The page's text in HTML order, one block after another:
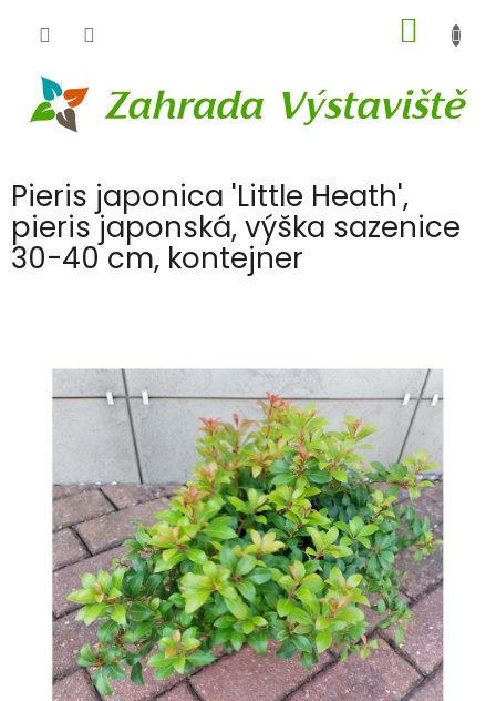
KOŠÍK
Pieris japonica 'Little Heath',
pieris japonská, výška sazenice
30-40 cm, kontejner